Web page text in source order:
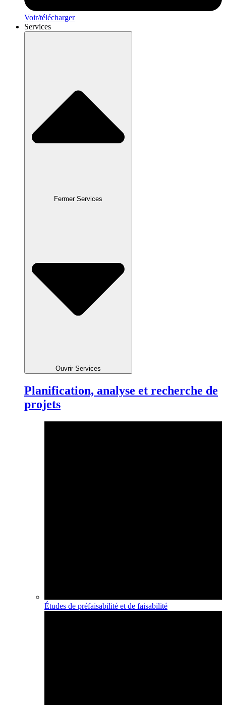
Voir/télécharger
Services
Fermer Services
Ouvrir Services
Planification, analyse et recherche de
projets
Études de préfaisabilité et de faisabilité